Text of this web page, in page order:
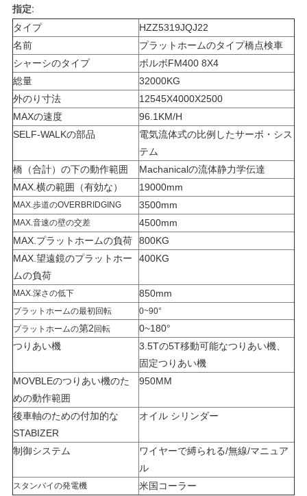
し
な
さ
い
地
図
プ
ラ
イ
バ
シ
ー
ポ
リ
シ
ー
指定:
タイプ
HZZ5319JQJ22
名前
プラットホームのタイプ橋点検車
シャーシのタイプ
ボルボFM400 8X4
総量
32000KG
外のり寸法
12545X4000X2500
MAXの速度
96.1KM/H
SELF-WALKの部品
電気流体式の比例したサーボ・シス
テム
橋（合計）の下の動作範囲
Machanicalの流体静力学伝達
MAX.横の範囲（有効な）
19000mm
MAX.歩道のOVERBRIDGING 3500mm
MAX.音速の壁の交差
4500mm
MAX.プラットホームの負荷
800KG
MAX.望遠鏡のプラットホー
ムの負荷
400KG
MAX.深さの低下 850mm
プラットホームの最初回転
0~90°
プラットホームの第2 回転
0~180°
つりあい機
3.5Tの5T移動可能なつりあい機、
固定つりあい機
MOVBLEのつりあい機のた
めの動作範囲
950MM
後車軸のための付加的な
STABIZER
オイル シリンダー
制御システム
ワイヤーで縛られる/無線/マニュア
ル
スタンバイの発電機 米国コーラー